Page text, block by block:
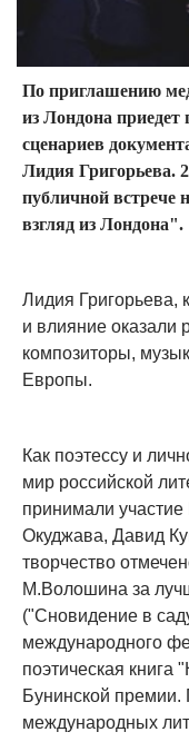
По приглашению
из Лондона приедет
сценариев
Лидия Григорьева.
публичной встрече
взгляд из Лондона".
Лидия Григорьева,
и влияние оказали
композиторы,
Европы.
Как поэтессу и
мир российской
принимали
Окуджава, Давид
творчество
М.Волошина за
("Сновидение в
международного
поэтическая книга
Бунинской премии.
международных